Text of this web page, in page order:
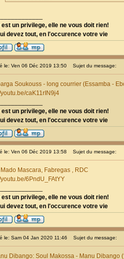
est un privilege, elle ne vous doit rien!
devez tout, en l'occurence votre vie
le: Ven 06 Déc 2019 13:50 Sujet du message:
Soukouss - long courrier (Essamba -
youtu.be/caK11rIN9j4
est un privilege, elle ne vous doit rien!
devez tout, en l'occurence votre vie
le: Ven 06 Déc 2019 13:58 Sujet du message:
Mascara, Fabregas , RDC
youtu.be/6PndU_FAtYY
est un privilege, elle ne vous doit rien!
devez tout, en l'occurence votre vie
le: Sam 04 Jan 2020 11:46 Sujet du message:
Dibango: Soul Makossa - Manu Dibango